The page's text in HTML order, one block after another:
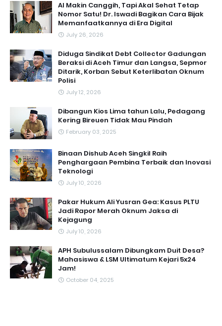
AI Makin Canggih, Tapi Akal Sehat Tetap
Nomor Satu! Dr. Iswadi Bagikan Cara Bijak
Memanfaatkannya di Era Digital
July 26, 2026
Diduga Sindikat Debt Collector Gadungan
Beraksi di Aceh Timur dan Langsa, Sepmor
Ditarik, Korban Sebut Keterlibatan Oknum
Polisi
July 12, 2026
Dibangun Kios Lima tahun Lalu, Pedagang
Kering Bireuen Tidak Mau Pindah
February 03, 2025
Binaan Dishub Aceh Singkil Raih
Penghargaan Pembina Terbaik dan Inovasi
Teknologi
July 10, 2026
Pakar Hukum Ali Yusran Gea: Kasus PLTU
Jadi Rapor Merah Oknum Jaksa di
Kejagung
July 10, 2026
APH Subulussalam Dibungkam Duit Desa?
Mahasiswa & LSM Ultimatum Kejari 5x24
Jam!
October 04, 2025